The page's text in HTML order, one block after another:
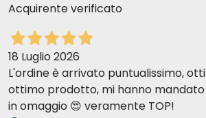
Acquirente verificato
18 Luglio 2026
L'ordine è arrivato puntualissimo,
ottimo prodotto, mi hanno
in omaggio 😍 veramente TOP!